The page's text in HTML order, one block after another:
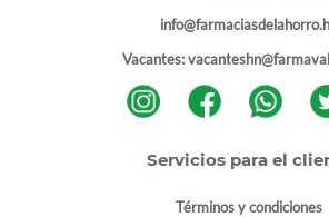
Vacantes:
Servicios para el
Términos y condiciones